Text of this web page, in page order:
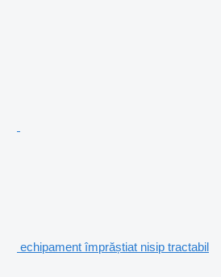
echipament împrăștiat nisip tractabil